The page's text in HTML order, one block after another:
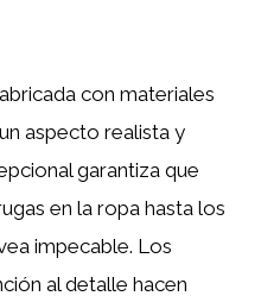
con materiales
aspecto realista y
garantiza que
en la ropa hasta los
impecable. Los
al detalle hacen